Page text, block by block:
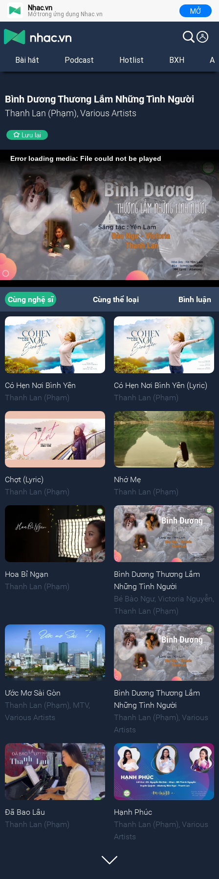
Nhac.vn
Mở trong ứng dụng Nhac.vn MỞ
Bài hát Podcast Hotlist BXH
Bình Dương Thương Lắm Những Tình Người
Thanh Lan (Phạm), Various Artists
Lưu lại
Error loading media: File could not be played
Cùng nghệ sĩ Cùng thể loại Bình luận
Có Hẹn Nơi Bình Yên
Thanh Lan (Phạm)
Có Hẹn Nơi Bình Yên (Lyric)
Thanh Lan (Phạm)
Chợt (Lyric)
Thanh Lan (Phạm)
Nhớ Mẹ
Thanh Lan (Phạm)
Hoa Bỉ Ngạn
Thanh Lan (Phạm)
Bình Dương Thương Lắm
Những Tình Người
Bé Bào Ngư, Victoria Nguyễn
Thanh Lan (Phạm)
Ước Mơ Sài Gòn
Thanh Lan (Phạm), MTV,
Various Artists
Bình Dương Thương Lắm
Những Tình Người
Thanh Lan (Phạm), Various
Artists
Đã Bao Lâu
Thanh Lan (Phạm)
Hạnh Phúc
Thanh Lan (Phạm) Various
Artists